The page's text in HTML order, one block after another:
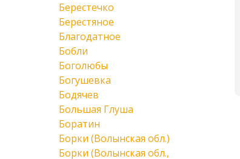
Берестечко
Берестяное
Благодатное
Бобли
Боголюбы
Богушевка
Бодячев
Большая Глуша
Боратин
Борки (Волынская обл.)
Борки (Волынская обл.,